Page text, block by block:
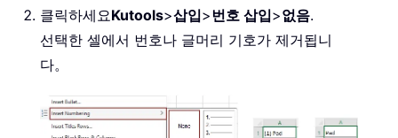
클릭하세요Kutools>삽입>번호 삽입>없음.
선택한 셀에서 번호나 글머리 기호가 제거됩니
다。